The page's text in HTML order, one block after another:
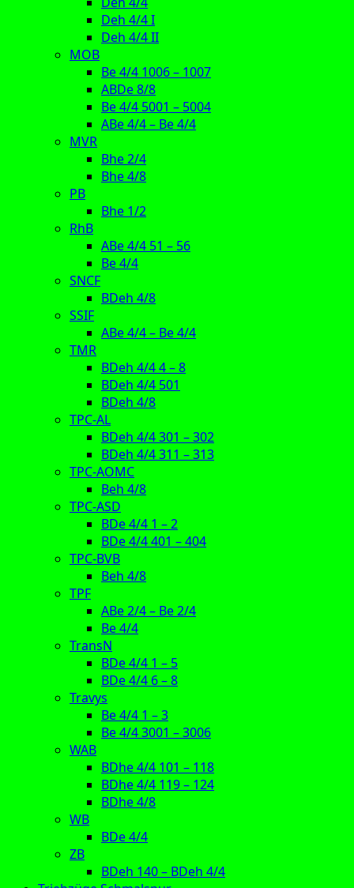
Deh 4/4 I
Deh 4/4 II
MOB
Be 4/4 1006 – 1007
ABDe 8/8
Be 4/4 5001 – 5004
ABe 4/4 – Be 4/4
MVR
Bhe 2/4
Bhe 4/8
PB
Bhe 1/2
RhB
ABe 4/4 51 – 56
Be 4/4
SNCF
BDeh 4/8
SSIF
ABe 4/4 – Be 4/4
TMR
BDeh 4/4 4 – 8
BDeh 4/4 501
BDeh 4/8
TPC-AL
BDeh 4/4 301 – 302
BDeh 4/4 311 – 313
TPC-AOMC
Beh 4/8
TPC-ASD
BDe 4/4 1 – 2
BDe 4/4 401 – 404
TPC-BVB
Beh 4/8
TPF
ABe 2/4 – Be 2/4
Be 4/4
TransN
BDe 4/4 1 – 5
BDe 4/4 6 – 8
Travys
Be 4/4 1 – 3
Be 4/4 3001 – 3006
WAB
BDhe 4/4 101 – 118
BDhe 4/4 119 – 124
BDhe 4/8
WB
BDe 4/4
ZB
BDeh 140 – BDeh 4/4